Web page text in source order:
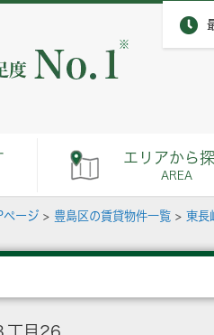
※
エリアから
AREA
ージ > 豊島区の賃貸物件一覧 > 東長
丁目26